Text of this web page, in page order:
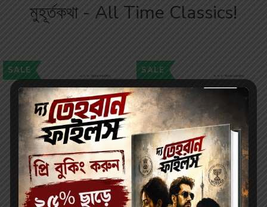
মুহূর্তকথা - All Time Classics!
SALE SALE